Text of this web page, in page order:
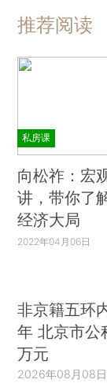
推荐阅读
私房课
向松祚：宏
讲，带你了
经济大局
2022年04月06日
非京籍五环
年 北京市
万元
2026年08月08日